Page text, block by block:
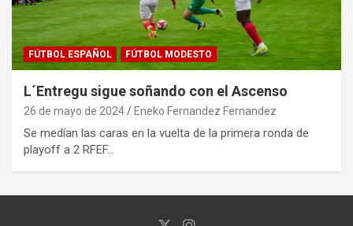
FÚTBOL ESPAÑOL FÚTBOL MODESTO
L´Entregu sigue soñando con el Ascenso
26 de mayo de 2024 Eneko Fernandez Fernandez
Se medían las caras en la vuelta de la primera ronda de
playoff a 2 RFEF…